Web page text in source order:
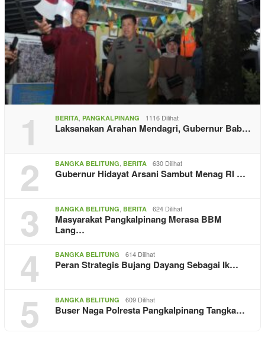
1 BERITA, PANGKALPINANG 1116 Dilihat
Laksanakan Arahan Mendagri, Gubernur Bab…
2 BANGKA BELITUNG, BERITA 630 Dilihat
Gubernur Hidayat Arsani Sambut Menag RI …
3 BANGKA BELITUNG, BERITA 624 Dilihat
Masyarakat Pangkalpinang Merasa BBM
Lang…
4 BANGKA BELITUNG 614 Dilihat
Peran Strategis Bujang Dayang Sebagai Ik…
5 BANGKA BELITUNG 609 Dilihat
Buser Naga Polresta Pangkalpinang Tangka…